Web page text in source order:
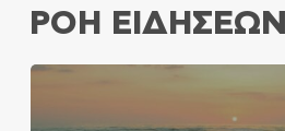
ΡΟΗ ΕΙΔΗΣΕΩΝ